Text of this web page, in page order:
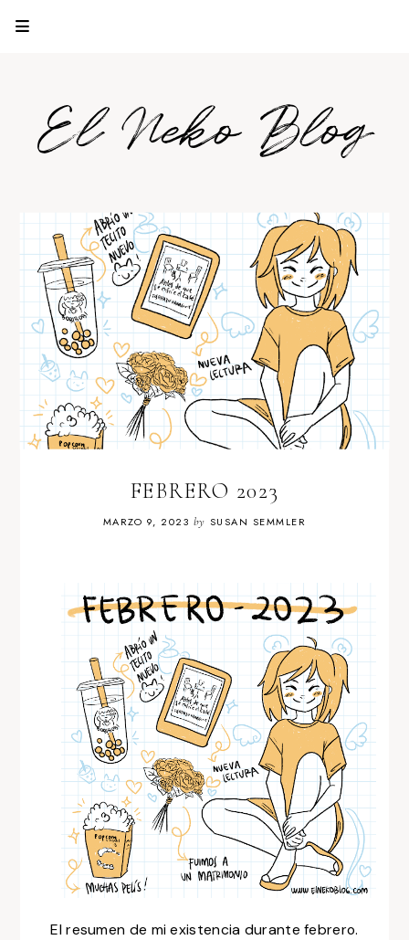
El Neko Blog
FEBRERO 2023
MARZO 9, 2023 by SUSAN SEMMLER
El resumen de mi existencia durante febrero.